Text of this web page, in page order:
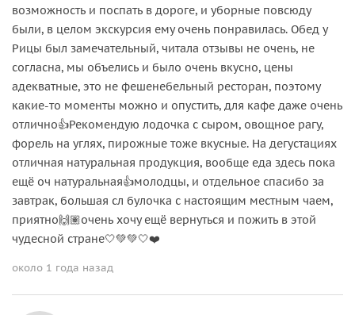
возможность и поспать в дороге, и уборные повсюду
были, в целом экскурсия ему очень понравилась. Обед у
Рицы был замечательный, читала отзывы не очень, не
согласна, мы объелись и было очень вкусно, цены
адекватные, это не фешенебельный ресторан, поэтому
какие-то моменты можно и опустить, для кафе даже очень
отлично👍Рекомендую лодочка с сыром, овощное рагу,
форель на углях, пирожные тоже вкусные. На дегустациях
отличная натуральная продукция, вообще еда здесь пока
ещё оч натуральная👍молодцы, и отдельное спасибо за
завтрак, большая сл булочка с настоящим местным чаем,
приятно🙌🏽очень хочу ещё вернуться и пожить в этой
чудесной стране🤍💚💚🤍❤️
около 1 года назад